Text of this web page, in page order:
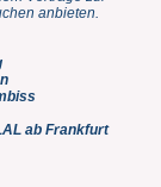
anbieten.
ab Frankfurt